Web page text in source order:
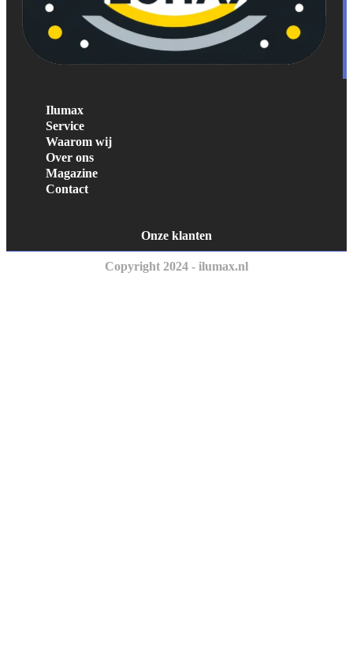
Ilumax
Service
Waarom wij
Over ons
Magazine
Contact
Onze klanten
Copyright 2024 - ilumax.nl